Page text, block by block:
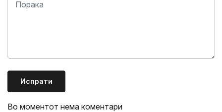
Испрати
Во моментот нема коментари